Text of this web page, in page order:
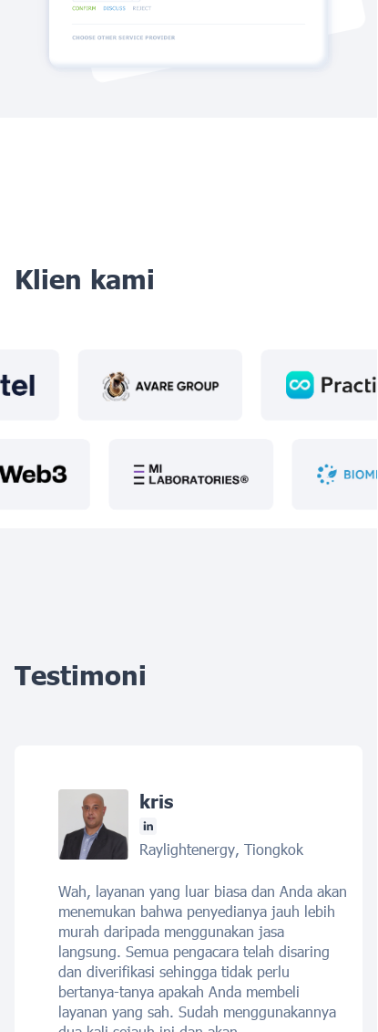
Klien kami
Testimoni
kris
Raylightenergy, Tiongkok
Wah, layanan yang luar biasa dan Anda akan
menemukan bahwa penyedianya jauh lebih
murah daripada menggunakan jasa
langsung. Semua pengacara telah disaring
dan diverifikasi sehingga tidak perlu
bertanya-tanya apakah Anda membeli
layanan yang sah. Sudah menggunakannya